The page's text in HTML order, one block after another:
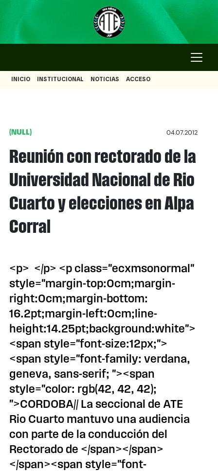
INICIO INSTITUCIONAL NOTICIAS ACCESO
(NULL) 04.07.2012
Reunión con rectorado de la
Universidad Nacional de Rio
Cuarto y elecciones en Alpa
Corral
<p> </p> <p class="ecxmsonormal"
style="margin-top:0cm;margin-
right:0cm;margin-bottom:
16.2pt;margin-left:0cm;line-
height:14.25pt;background:white">
<span style="font-size:12px;">
<span style="font-family: verdana,
geneva, sans-serif; "><span
style="color: rgb(42, 42, 42);
">CORDOBA// La seccional de ATE
Rio Cuarto mantuvo una audiencia
con parte de la conducción del
Rectorado de </span></span>
</span><span style="font-